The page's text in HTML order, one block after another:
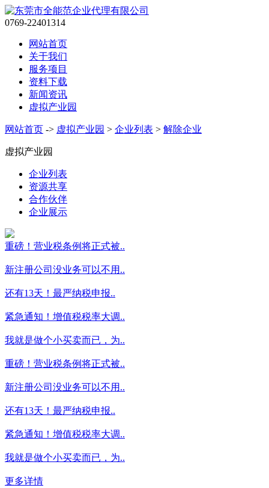
0769-22401314
网站首页
关于我们
服务项目
资料下载
新闻资讯
虚拟产业园
网站首页 -> 虚拟产业园 > 企业列表 > 解除企业
虚拟产业园
企业列表
资源共享
合作伙伴
企业展示
重磅！营业税条例将正式被..
新注册公司没业务可以不用..
还有13天！最严纳税申报..
紧急通知！增值税税率大调..
我就是做个小买卖而已，为..
重磅！营业税条例将正式被..
新注册公司没业务可以不用..
还有13天！最严纳税申报..
紧急通知！增值税税率大调..
我就是做个小买卖而已，为..
更多详情